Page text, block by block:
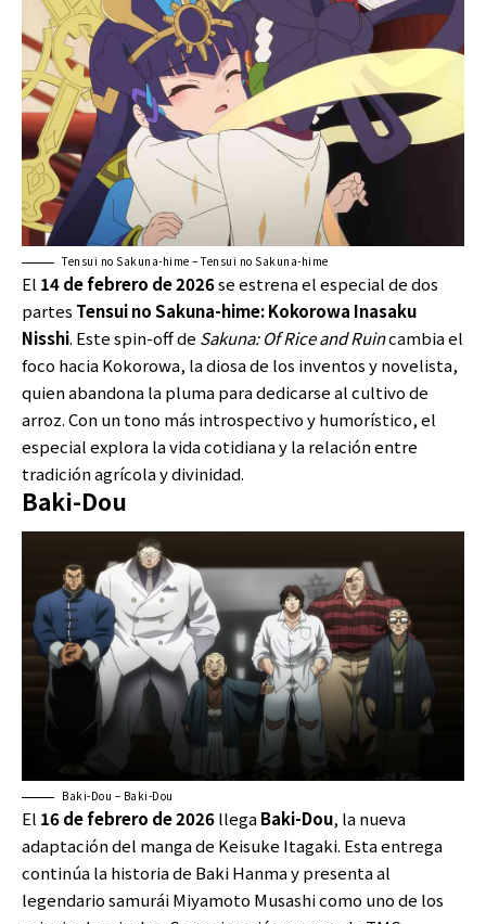
Tensui no Sakuna-hime – Tensui no Sakuna-hime
El 14 de febrero de 2026se estrena el especial de dos
partes Tensui no Sakuna-hime: Kokorowa Inasaku
Nisshi. Este spin-off de Sakuna: Of Rice and Ruincambia el
foco hacia Kokorowa, la diosa de los inventos y novelista,
quien abandona la pluma para dedicarse al cultivo de
arroz. Con un tono más introspectivo y humorístico, el
especial explora la vida cotidiana y la relación entre
tradición agrícola y divinidad.
Baki-Dou
Baki-Dou – Baki-Dou
El 16 de febrero de 2026llegaBaki-Dou, la nueva
adaptación del manga de Keisuke Itagaki. Esta entrega
continúa la historia de Baki Hanma y presenta al
legendario samurái Miyamoto Musashi como uno de los